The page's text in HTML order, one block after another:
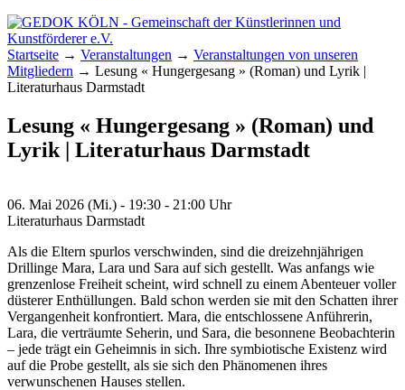
GEDOK KÖLN
Gemeinschaft der Künstlerinnen und
Kunstförderer e.V.
Startseite → Veranstaltungen → Veranstaltungen von unseren
Mitgliedern → Lesung « Hungergesang » (Roman) und Lyrik |
Literaturhaus Darmstadt
Lesung « Hungergesang » (Roman) und
Lyrik | Literaturhaus Darmstadt
06. Mai 2026 (Mi.) - 19:30 - 21:00 Uhr
Literaturhaus Darmstadt
Als die Eltern spurlos verschwinden, sind die dreizehnjährigen
Drillinge Mara, Lara und Sara auf sich gestellt. Was anfangs wie
grenzenlose Freiheit scheint, wird schnell zu einem Abenteuer voller
düsterer Enthüllungen. Bald schon werden sie mit den Schatten ihrer
Vergangenheit konfrontiert. Mara, die entschlossene Anführerin,
Lara, die verträumte Seherin, und Sara, die besonnene Beobachterin
– jede trägt ein Geheimnis in sich. Ihre symbiotische Existenz wird
auf die Probe gestellt, als sie sich den Phänomenen ihres
verwunschenen Hauses stellen.